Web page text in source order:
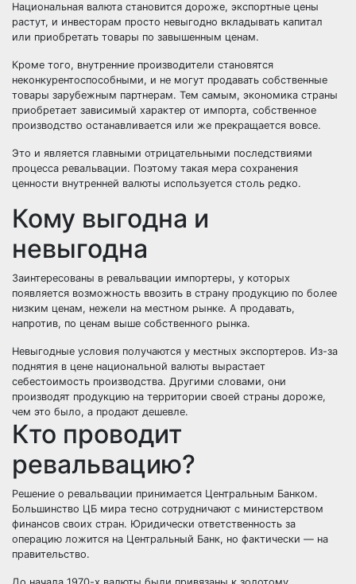
Национальная валюта становится дороже, экспортные цены
растут, и инвесторам просто невыгодно вкладывать капитал
или приобретать товары по завышенным ценам.
Кроме того, внутренние производители становятся
неконкурентоспособными, и не могут продавать собственные
товары зарубежным партнерам. Тем самым, экономика страны
приобретает зависимый характер от импорта, собственное
производство останавливается или же прекращается вовсе.
Это и является главными отрицательными последствиями
процесса ревальвации. Поэтому такая мера сохранения
ценности внутренней валюты используется столь редко.
Кому выгодна и
невыгодна
Заинтересованы в ревальвации импортеры, у которых
появляется возможность ввозить в страну продукцию по более
низким ценам, нежели на местном рынке. А продавать,
напротив, по ценам выше собственного рынка.
Невыгодные условия получаются у местных экспортеров. Из-за
поднятия в цене национальной валюты вырастает
себестоимость производства. Другими словами, они
производят продукцию на территории своей страны дороже,
чем это было, а продают дешевле.
Кто проводит
ревальвацию?
Решение о ревальвации принимается Центральным Банком.
Большинство ЦБ мира тесно сотрудничают с министерством
финансов своих стран. Юридически ответственность за
операцию ложится на Центральный Банк, но фактически — на
правительство.